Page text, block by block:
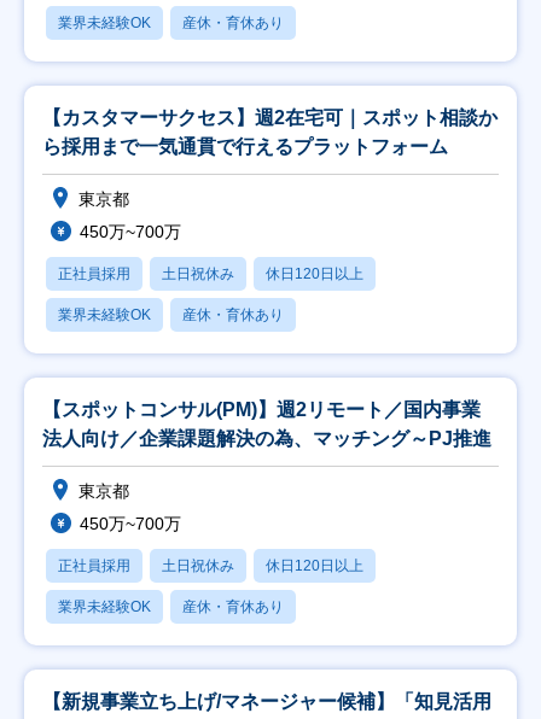
業界未経験OK 産休・育休あり
【カスタマーサクセス】週2在宅可｜スポット相談か
ら採用まで一気通貫で行えるプラットフォーム
東京都
450万~700万
正社員採用 土日祝休み 休日120日以上
業界未経験OK 産休・育休あり
【スポットコンサル(PM)】週2リモート／国内事業
法人向け／企業課題解決の為、マッチング～PJ推進
東京都
450万~700万
正社員採用 土日祝休み 休日120日以上
業界未経験OK 産休・育休あり
【新規事業立ち上げ/マネージャー候補】「知見活用